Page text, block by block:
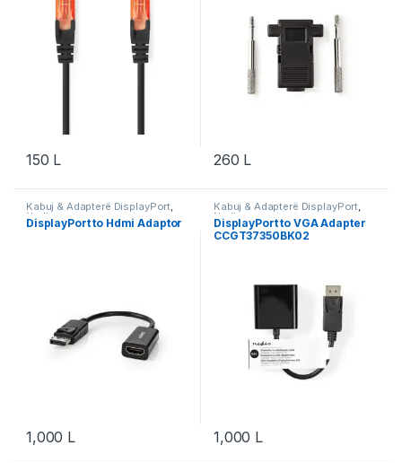
150 L 260 L
Kabuj & Adapterë DisplayPort,
Nedis
DisplayPort to Hdmi Adaptor
1,000 L
Kabuj & Adapterë DisplayPort,
Nedis
DisplayPort to VGA Adapter
CCGT37350BK02
1,000 L